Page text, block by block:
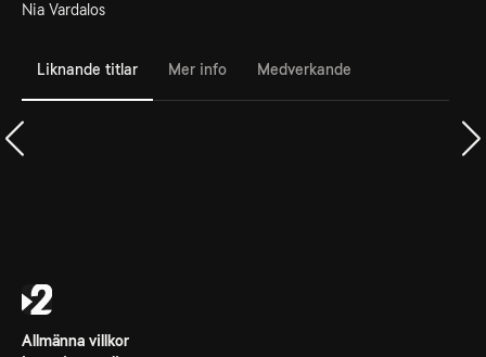
Nia Vardalos
Liknande titlar Mer info Medverkande
Allmänna villkor